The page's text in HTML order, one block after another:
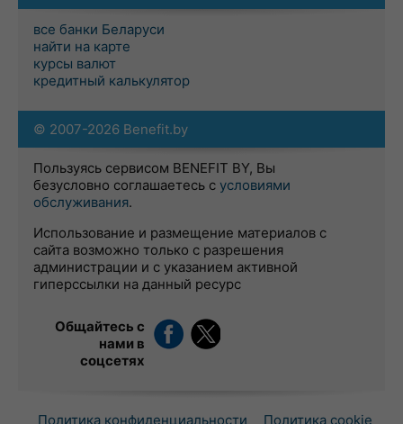
все банки Беларуси
найти на карте
курсы валют
кредитный калькулятор
© 2007-2026 Benefit.by
Пользуясь сервисом BENEFIT BY, Вы
безусловно соглашаетесь с условиями
обслуживания.
Использование и размещение материалов с
сайта возможно только с разрешения
администрации и с указанием активной
гиперссылки на данный ресурс
Общайтесь с
нами в
соцсетях
Политика конфиденциальности Политика cookie